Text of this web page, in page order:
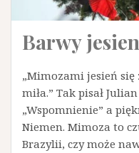
Barwy
„Mimozami jesień się
miła.” Tak pisał
„Wspomnienie” a
Niemen. Mimoza to
Brazylii, czy może